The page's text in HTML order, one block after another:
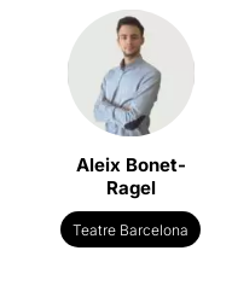
Aleix Bonet-
Ragel
Teatre Barcelona